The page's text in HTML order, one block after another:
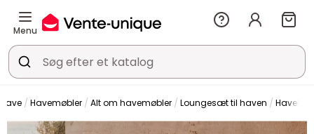
Menu
Have Havemøbler Alt om havemøbler Loungesæt til haven